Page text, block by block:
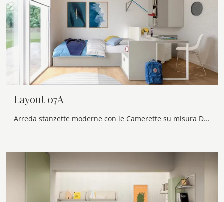
Layout 07A
Arreda stanzette moderne con le Camerette su misura Doimo Cityline! Il modello Layout 07A in laccato opaco è per ragazzi.